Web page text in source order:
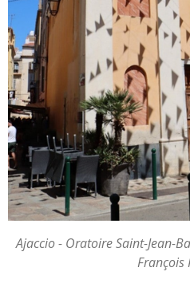
Ajaccio - Oratoire Saint-Jean-
François